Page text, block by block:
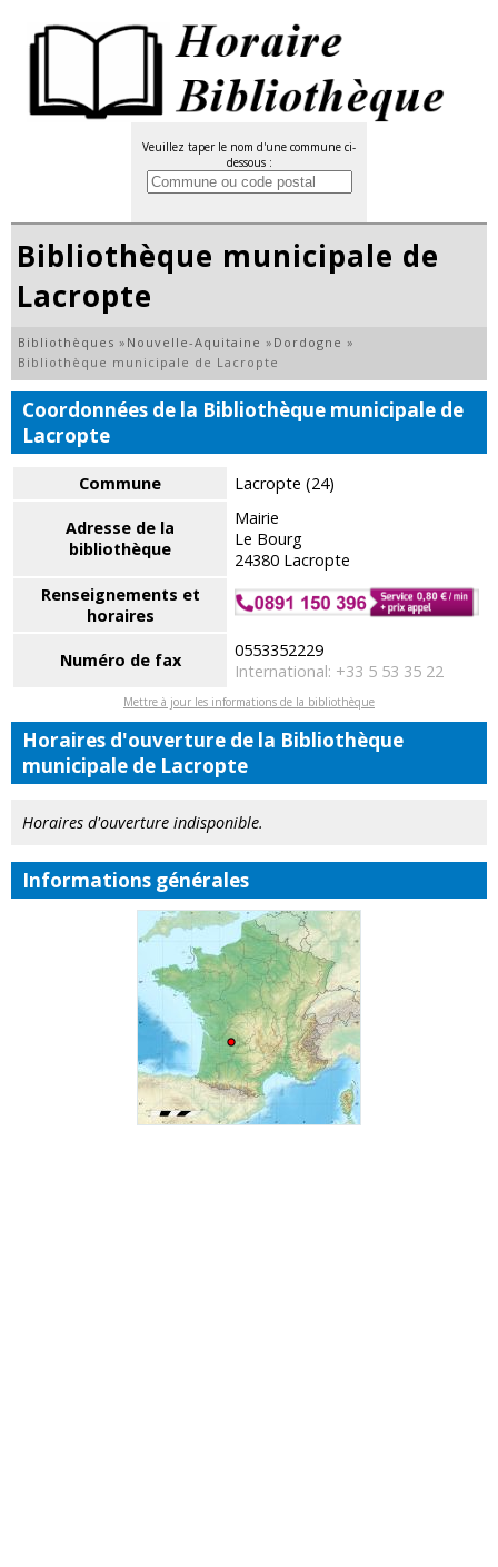
Veuillez taper le nom d'une commune ci-
dessous :
Bibliothèque municipale de
Lacropte
Bibliothèques » Nouvelle-Aquitaine » Dordogne »
Bibliothèque municipale de Lacropte
Coordonnées de la Bibliothèque municipale de
Lacropte
Commune Lacropte (24)
Adresse de la
bibliothèque
Mairie
Le Bourg
24380 Lacropte
Renseignements et
horaires
Numéro de fax
0553352229
International: +33 5 53 35 22
Mettre à jour les informations de la bibliothèque
Horaires d'ouverture de la Bibliothèque
municipale de Lacropte
Horaires d'ouverture indisponible.
Informations générales